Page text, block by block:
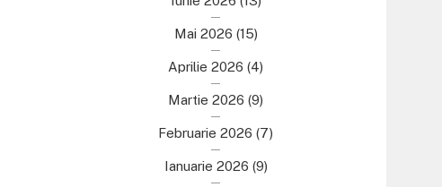
Mai 2026 (15)
Aprilie 2026 (4)
Martie 2026 (9)
Februarie 2026 (7)
Ianuarie 2026 (9)